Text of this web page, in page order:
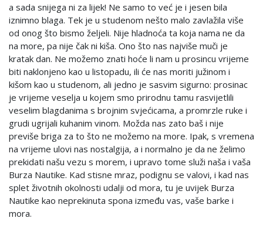
a sada snijega ni za lijek! Ne samo to već je i jesen bila
iznimno blaga. Tek je u studenom nešto malo zavlažila više
od onog što bismo željeli. Nije hladnoća ta koja nama ne da
na more, pa nije čak ni kiša. Ono što nas najviše muči je
kratak dan. Ne možemo znati hoće li nam u prosincu vrijeme
biti naklonjeno kao u listopadu, ili će nas moriti južinom i
kišom kao u studenom, ali jedno je sasvim sigurno: prosinac
je vrijeme veselja u kojem smo prirodnu tamu rasvijetlili
veselim blagdanima s brojnim svjećicama, a promrzle ruke i
grudi ugrijali kuhanim vinom. Možda nas zato baš i nije
previše briga za to što ne možemo na more. Ipak, s vremena
na vrijeme ulovi nas nostalgija, a i normalno je da ne želimo
prekidati našu vezu s morem, i upravo tome služi naša i vaša
Burza Nautike. Kad stisne mraz, podignu se valovi, i kad nas
splet životnih okolnosti udalji od mora, tu je uvijek Burza
Nautike kao neprekinuta spona između vas, vaše barke i
mora.